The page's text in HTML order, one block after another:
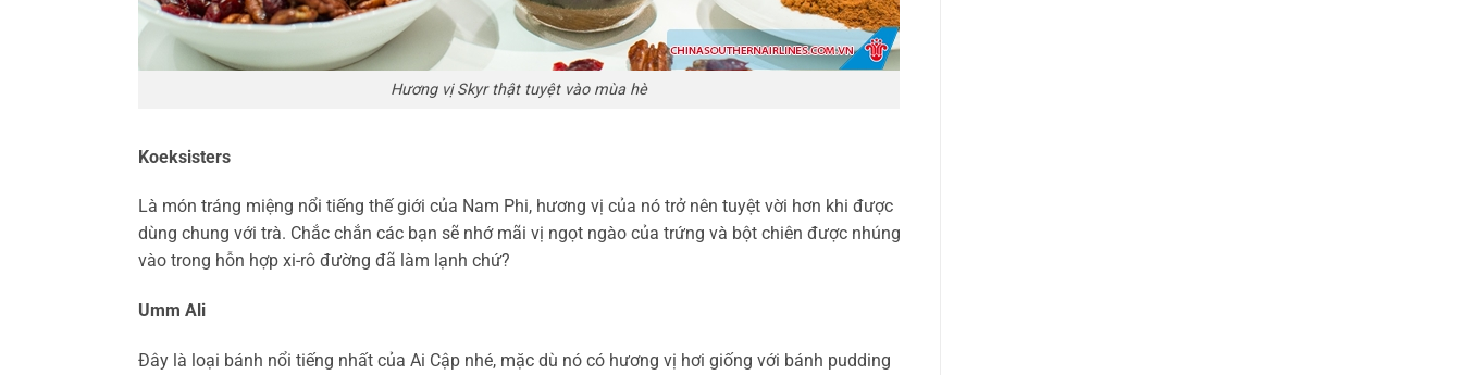
Hương vị Skyr thật tuyệt vào mùa hè
Koeksisters
Là món tráng miệng nổi tiếng thế giới của Nam Phi, hương vị của nó trở nên tuyệt vời hơn khi được
dùng chung với trà. Chắc chắn các bạn sẽ nhớ mãi vị ngọt ngào của trứng và bột chiên được nhúng
vào trong hỗn hợp xi-rô đường đã làm lạnh chứ?
Umm Ali
Đây là loại bánh nổi tiếng nhất của Ai Cập nhé, mặc dù nó có hương vị hơi giống với bánh pudding